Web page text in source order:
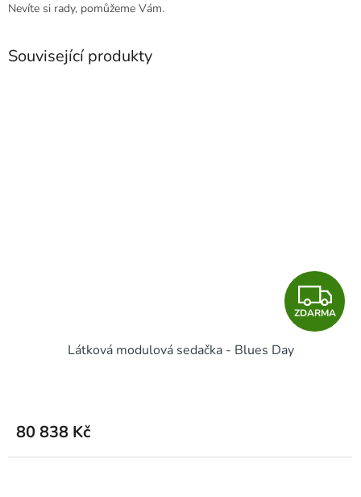
Nevíte si rady, pomůžeme Vám.
Související produkty
Z
D
A
ZDARMA
Látková modulová sedačka - Blues Day
80 838 Kč